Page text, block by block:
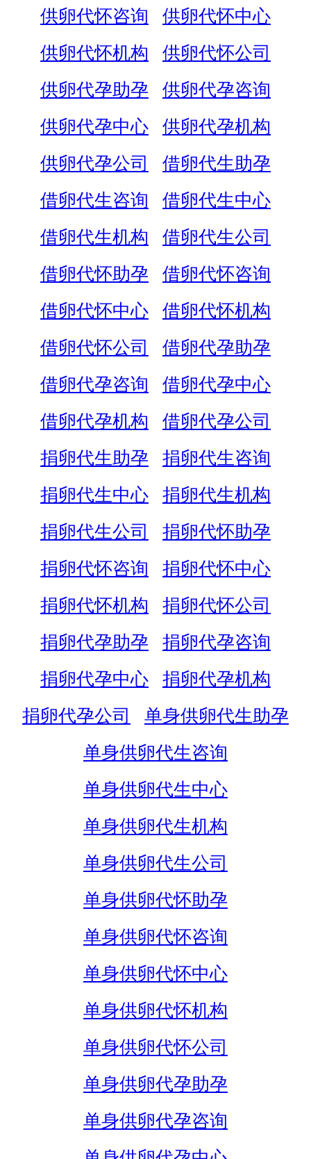
供卵代怀咨询
供卵代怀中心
供卵代怀机构
供卵代怀公司
供卵代孕助孕
供卵代孕咨询
供卵代孕中心
供卵代孕机构
供卵代孕公司
借卵代生助孕
借卵代生咨询
借卵代生中心
借卵代生机构
借卵代生公司
借卵代怀助孕
借卵代怀咨询
借卵代怀中心
借卵代怀机构
借卵代怀公司
借卵代孕助孕
借卵代孕咨询
借卵代孕中心
借卵代孕机构
借卵代孕公司
捐卵代生助孕
捐卵代生咨询
捐卵代生中心
捐卵代生机构
捐卵代生公司
捐卵代怀助孕
捐卵代怀咨询
捐卵代怀中心
捐卵代怀机构
捐卵代怀公司
捐卵代孕助孕
捐卵代孕咨询
捐卵代孕中心
捐卵代孕机构
捐卵代孕公司
单身供卵代生助孕
单身供卵代生咨询
单身供卵代生中心
单身供卵代生机构
单身供卵代生公司
单身供卵代怀助孕
单身供卵代怀咨询
单身供卵代怀中心
单身供卵代怀机构
单身供卵代怀公司
单身供卵代孕助孕
单身供卵代孕咨询